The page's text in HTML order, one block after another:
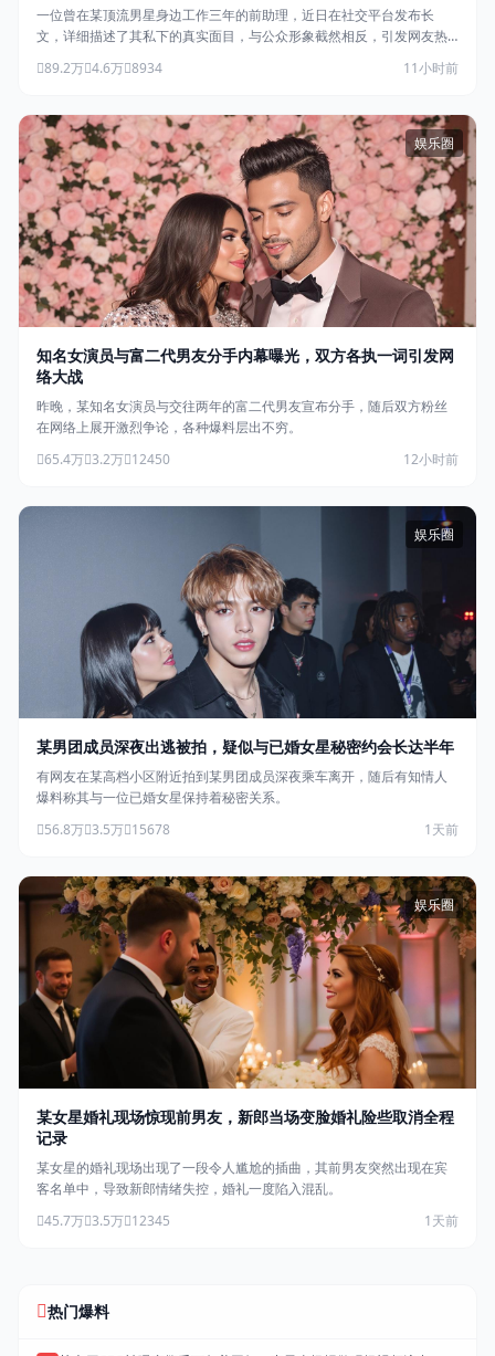
一位曾在某顶流男星身边工作三年的前助理，近日在社交平台发布长
文，详细描述了其私下的真实面目，与公众形象截然相反，引发网友热
89.2万 4.6万 8934 11小时前
娱乐圈
知名女演员与富二代男友分手内幕曝光，双方各执一词引发网
络大战
昨晚，某知名女演员与交往两年的富二代男友宣布分手，随后双方粉丝
在网络上展开激烈争论，各种爆料层出不穷。
65.4万 3.2万 12450 12小时前
娱乐圈
某男团成员深夜出逃被拍，疑似与已婚女星秘密约会长达半年
有网友在某高档小区附近拍到某男团成员深夜乘车离开，随后有知情人
爆料称其与一位已婚女星保持着秘密关系。
56.8万 3.5万 15678 1天前
娱乐圈
某女星婚礼现场惊现前男友，新郎当场变脸婚礼险些取消全程
记录
某女星的婚礼现场出现了一段令人尴尬的插曲，其前男友突然出现在宾
客名单中，导致新郎情绪失控，婚礼一度陷入混乱。
45.7万 3.5万 12345 1天前
热门爆料